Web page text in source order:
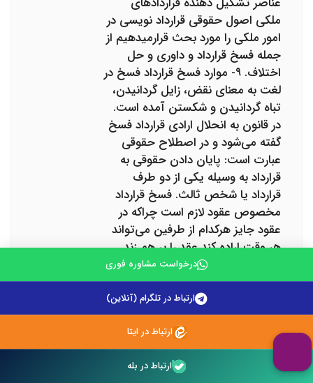
ملکی اصول حقوقی قرارداد نویسی در
امور ملکی را مورد بحث قرارمیدهیم از
جمله فسخ قرارداد و داوری و حل
اختلاف. ۹- موارد فسخ قرارداد فسخ در
لغت به معنای نقض، زایل گردانیدن،
تباه گردانیدن و شکستن آمده است.
در قانون به انحلال ارادی قرارداد فسخ
گفته می‌شود و در اصطلاح حقوقی
عبارت است: پایان دادن حقوقی به
قرارداد به وسیله یکی از دو طرف
قرارداد یا شخص ثالث. فسخ قرارداد
مخصوص عقود لازم است چراکه در
عقود جایز هرکدام از طرفین می‌تواند
هر وقت اراده کند عقد را بر هم زند.
شاید سؤال برایتان پیش بیاید که عقد
لازم و جایز چه عقودی هستند؟ در
پاسخ باید گفت: به عقد یا قراردادی که
هیچ کدام از دو طرفِ آن حق فسخ
نداشته باشد، عقد لازم گفته می‌شود.
مانند عقد بِیع (خرید و فروش) و یا
عقد اجاره. عقد جایز نیز عقدی است
درخواست مشاوره فوری
ارتباط در تلگرام (آنلاین)
ارتباط در ایتا
ارتباط در بله